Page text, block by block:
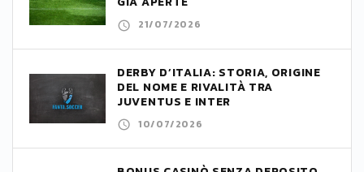
21/07/2026
DERBY D’ITALIA: STORIA, ORIGINE
DEL NOME E RIVALITÀ TRA
JUVENTUS E INTER
10/07/2026